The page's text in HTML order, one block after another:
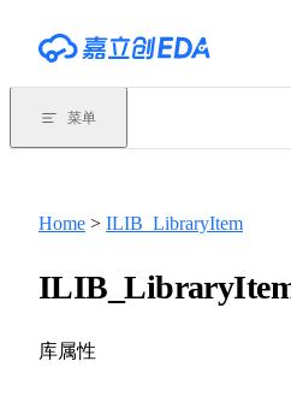
菜单
Home > ILIB_LibraryItem
库属性